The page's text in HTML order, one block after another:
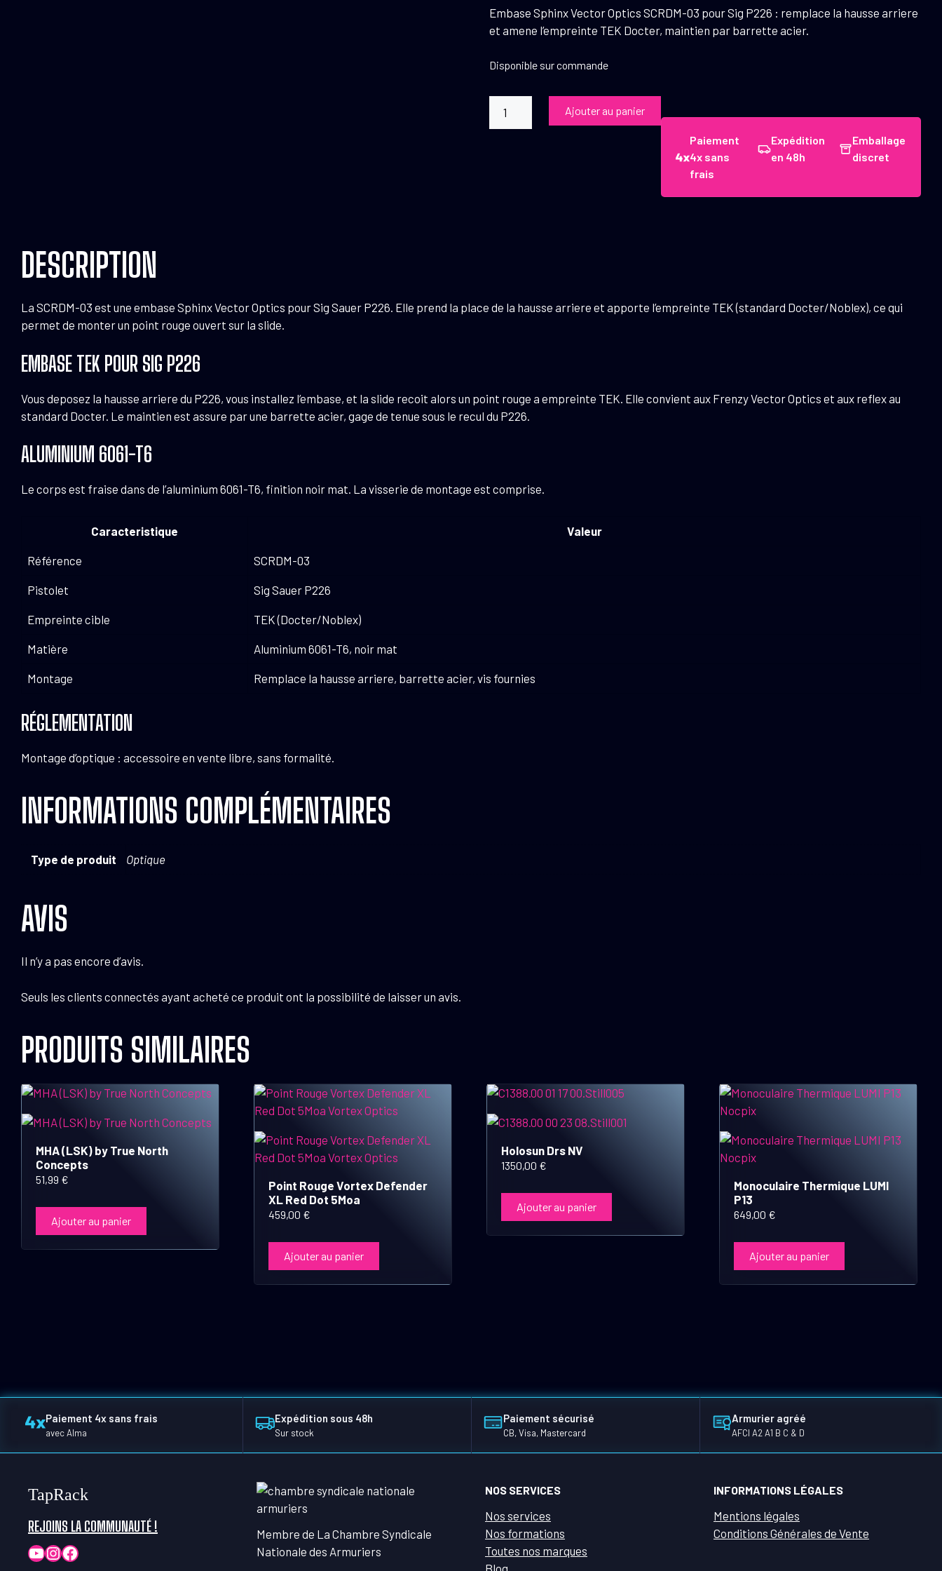
Embase Sphinx Vector Optics SCRDM-03 pour Sig P226 : remplace la hausse arriere
et amene l’empreinte TEK Docter, maintien par barrette acier.
Disponible sur commande
Ajouter au panier
Paiement
4x sans
frais
Expédition
en 48h
Emballage
discret
DESCRIPTION
La SCRDM-03 est une embase Sphinx Vector Optics pour Sig Sauer P226. Elle prend la place de la hausse arriere et apporte l’empreinte TEK (standard Docter/Noblex), ce qui
permet de monter un point rouge ouvert sur la slide.
EMBASE TEK POUR SIG P226
Vous deposez la hausse arriere du P226, vous installez l’embase, et la slide recoit alors un point rouge a empreinte TEK. Elle convient aux Frenzy Vector Optics et aux reflex au
standard Docter. Le maintien est assure par une barrette acier, gage de tenue sous le recul du P226.
ALUMINIUM 6061-T6
Le corps est fraise dans de l’aluminium 6061-T6, finition noir mat. La visserie de montage est comprise.
Caracteristique Valeur
Référence SCRDM-03
Pistolet Sig Sauer P226
Empreinte cible TEK (Docter/Noblex)
Matière Aluminium 6061-T6, noir mat
Montage Remplace la hausse arriere, barrette acier, vis fournies
RÉGLEMENTATION
Montage d’optique : accessoire en vente libre, sans formalité.
INFORMATIONS COMPLÉMENTAIRES
Type de produit Optique
AVIS
Il n’y a pas encore d’avis.
Seuls les clients connectés ayant acheté ce produit ont la possibilité de laisser un avis.
PRODUITS SIMILAIRES
MHA (LSK) by True North
Concepts
51,99 €
Ajouter au panier
Point Rouge Vortex Defender
XL Red Dot 5Moa
459,00 €
Ajouter au panier
Holosun Drs NV
1350,00 €
Ajouter au panier
Monoculaire Thermique LUMI
P13
649,00 €
Ajouter au panier
Paiement 4x sans frais
avec Alma
Expédition sous 48h
Sur stock
Paiement sécurisé
CB, Visa, Mastercard
Armurier agréé
AFCI A2 A1 B C & D
TapRack
REJOINS LA COMMUNAUTÉ !
YouTube
Instagram
Facebook
Membre de La Chambre Syndicale
Nationale des Armuriers
NOS SERVICES
Nos services
Nos formations
Toutes nos marques
INFORMATIONS LÉGALES
Mentions légales
Conditions Générales de Vente